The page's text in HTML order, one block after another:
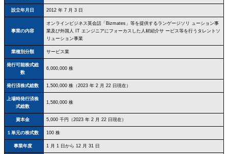
設立年月日 2012 年 7 月 3 日
事業の内容
オンラインビジネス英会話「Bizmates」等を提供するランゲージソリ ューション事
業及び外国人 IT エンジニアにフォーカスした人材紹介サ ービス等を行うタレントソ
リューション事業
業種別分類 サービス業
発行可能株式総
数
6,000,000 株
発行済株式総数 1,500,000 株（2023 年 2 月 22 日現在）
上場時発行済株
式総数
1,580,000 株
資本金 5,000 千円（2023 年 2 月 22 日現在）
１単元の株式数 100 株
事業年度 1 月 1 日から 12 月 31 日